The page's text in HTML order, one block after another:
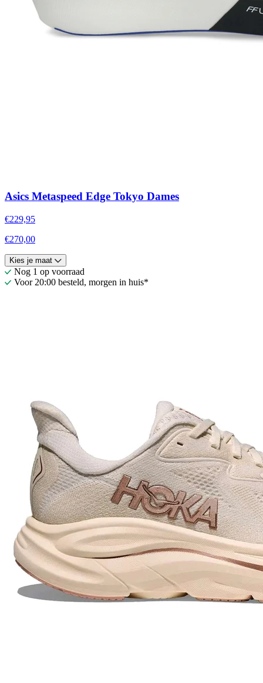
Asics Metaspeed Edge Tokyo Dames
€229,95
€270,00
Kies je maat
Nog 1 op voorraad
Voor 20:00 besteld, morgen in huis*